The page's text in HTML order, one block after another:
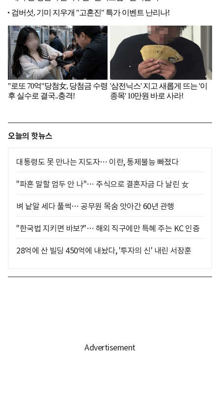
오늘의 핫뉴스
대통령도 못 만나는 지도자… 이란, 통제불능 빠졌다
"파혼 말할 엄두 안 나"… 주식으로 결혼자금 다 날린 女
벼 낱알 세다 풀썩… 공무원 목숨 앗아간 60년 관행
"한국법 지키면 바보?"… 해외 직구에만 특혜 주는 KC 인증
28억에 산 빌딩 450억에 내놨다, '투자의 신' 내린 서장훈